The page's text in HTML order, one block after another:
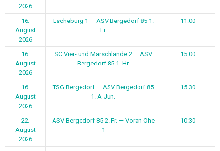
2026
16.
August
2026
Escheburg 1 — ASV Bergedorf 85 1.
Fr.
11:00
16.
August
2026
SC Vier- und Marschlande 2 — ASV
Bergedorf 85 1. Hr.
15:00
16.
August
2026
TSG Bergedorf — ASV Bergedorf 85
1. A-Jun.
15:30
22.
August
2026
ASV Bergedorf 85 2. Fr. — Voran Ohe
1
10:30